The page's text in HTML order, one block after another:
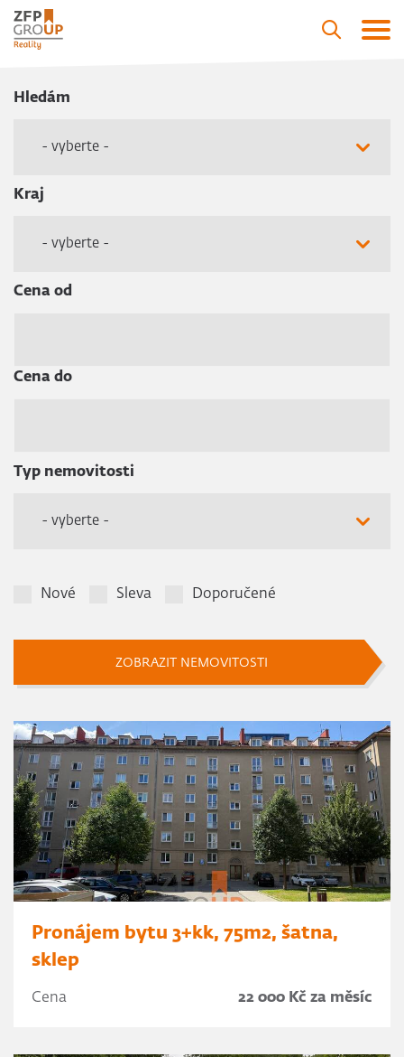
Hledám
- vyberte -
Kraj
- vyberte -
Cena od
Cena do
Typ nemovitosti
- vyberte -
Nové Sleva Doporučené
ZOBRAZIT NEMOVITOSTI
Pronájem bytu 3+kk, 75m2, šatna,
sklep
Cena 22 000 Kč za měsíc